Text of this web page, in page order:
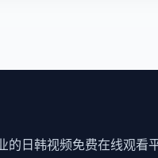
的日韩视频免费在线观看